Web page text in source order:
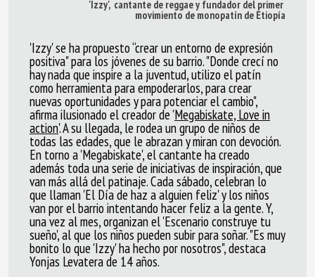
'Izzy', cantante de reggae y fundador del primer
movimiento de monopatín de Etiopía
'Izzy' se ha propuesto “crear un entorno de expresión
positiva" para los jóvenes de su barrio."Donde crecí no
hay nada que inspire a la juventud, utilizo el patín
como herramienta para empoderarlos, para crear
nuevas oportunidades y para potenciar el cambio",
afirma ilusionado el creador de 'Megabiskate, Love in
action. A su llegada, le rodea un grupo de niños de
todas las edades, que le abrazan y miran con devoción.
En torno a 'Megabiskate', el cantante ha creado
además toda una serie de iniciativas de inspiración, que
van más allá del patinaje. Cada sábado, celebran lo
que llaman 'El Día de haz a alguien feliz' y los niños
van por el barrio intentando hacer feliz a la gente. Y,
una vez al mes, organizan el 'Escenario construye tu
sueño', al que los niños pueden subir para soñar. "Es muy
bonito lo que 'Izzy' ha hecho por nosotros", destaca
Yonjas Levatera de 14 años.